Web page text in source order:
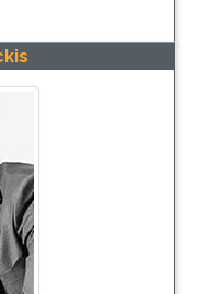
degli Studi di
da Lei Anticorrupção
do Curso
- Legal, Ethics and
da FIA - Fundação